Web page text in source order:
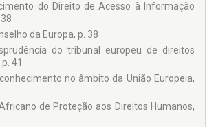
do Direito de Acesso à Informação
da Europa, p. 38
do tribunal europeu de direitos
41
no âmbito da União Europeia,
de Proteção aos Direitos Humanos,